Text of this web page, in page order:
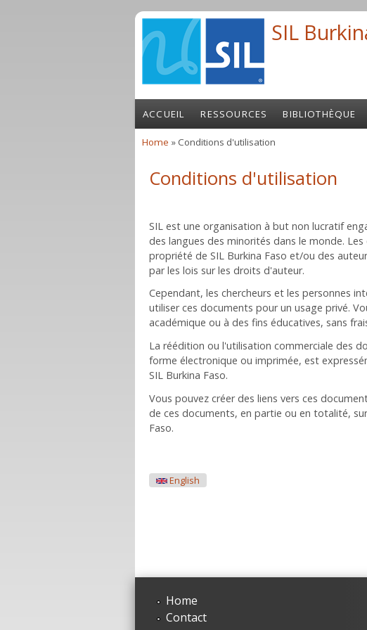
SIL
ACCUEIL RESSOURCES BIBLIOTHÈQUE
Home » Conditions d'utilisation
Conditions d'utilisation
SIL est une organisation à but non lucratif
des langues des minorités dans le monde.
propriété de SIL Burkina Faso et/ou des
par les lois sur les droits d'auteur.
Cependant, les chercheurs et les personnes
utiliser ces documents pour un usage privé.
académique ou à des fins éducatives, sans
La réédition ou l'utilisation commerciale des
forme électronique ou imprimée, est
SIL Burkina Faso.
Vous pouvez créer des liens vers ces
de ces documents, en partie ou en totalité,
Faso.
English
Home
Contact